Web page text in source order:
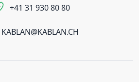
+41 31 930 80 80
KABLAN@KABLAN.CH